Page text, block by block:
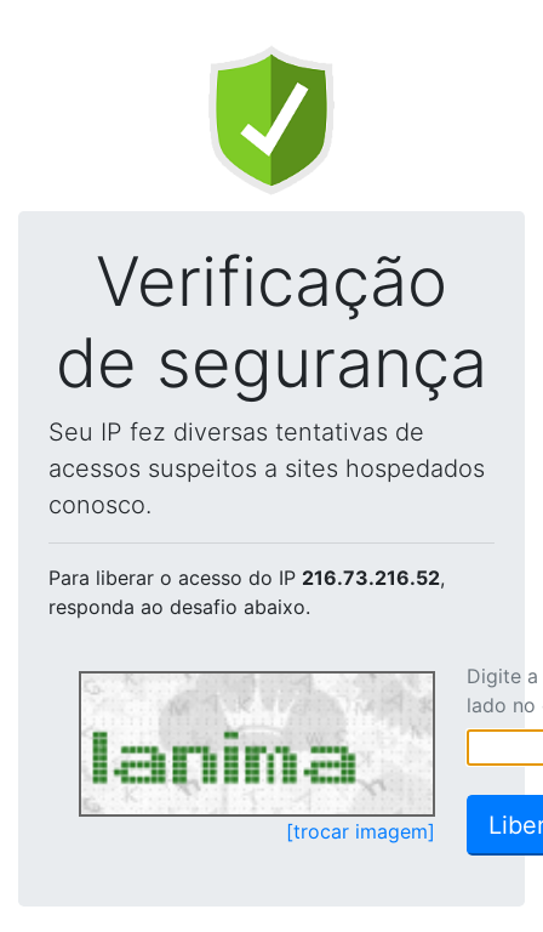
Verificação
de segurança
Seu IP fez diversas tentativas de
acessos suspeitos a sites hospedados
conosco.
Para liberar o acesso do IP 216.73.216.52,
responda ao desafio abaixo.
[trocar imagem]
Digite
lado no